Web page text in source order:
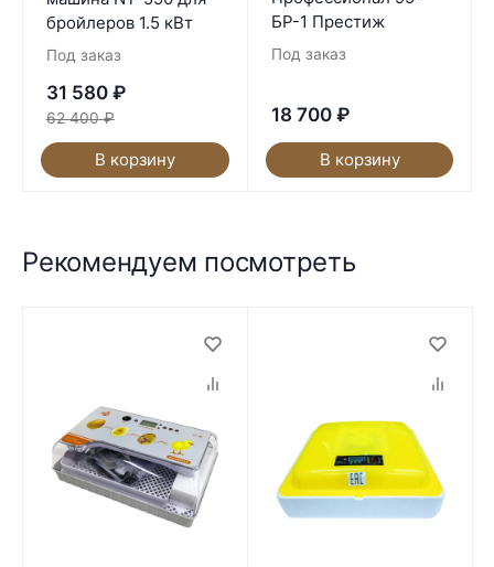
бройлеров 1.5 кВт
Под заказ
31 580 ₽
62 400 ₽
В корзину
БР-1 Престиж
Под заказ
18 700 ₽
В корзину
Рекомендуем посмотреть